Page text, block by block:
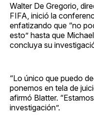
Walter De Gregorio,
FIFA, inició la
enfatizando que “no
esto” hasta que
concluya su
“Lo único que puedo
ponemos en tela de
afirmó Blatter.
investigación”.